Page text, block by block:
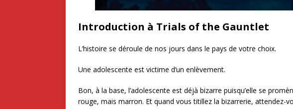
Introduction à Trials of the Gauntlet
L’histoire se déroule de nos jours dans le pays de votre choix.
Une adolescente est victime d’un enlèvement.
Bon, à la base, l’adolescente est déjà bizarre puisqu’elle se
rouge, mais marron. Et quand vous titillez la bizarrerie, attendez-